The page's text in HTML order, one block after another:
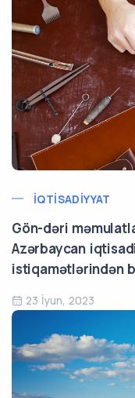
İQTISADIYYAT
Gön-dəri
Azərbaycan
istiqamətlərindən
23 İyun, 2023